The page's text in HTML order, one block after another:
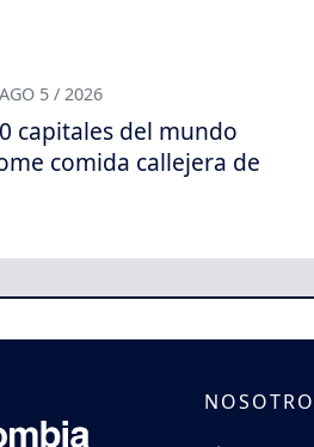
5 / 2026
capitales del mundo
comida callejera de